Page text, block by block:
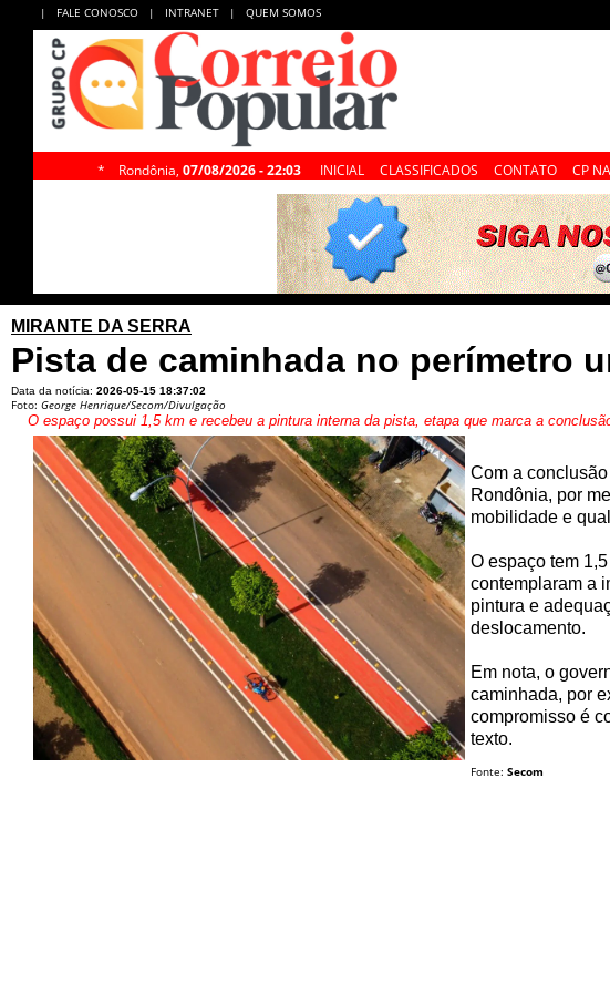
| FALE CONOSCO | INTRANET | QUEM SOMOS
* Rondônia, 07/08/2026 - 22:03 INICIAL CLASSIFICADOS CONTATO CP
MIRANTE DA SERRA
Pista de caminhada no perímetro
Data da notícia: 2026-05-15 18:37:02
Foto: George Henrique/Secom/Divulgação
O espaço possui 1,5 km e recebeu a pintura interna da pista, etapa que marca a
Com a
Rondônia, por
mobilidade e
O espaço tem
contemplaram a
pintura e
deslocamento.
Em nota, o
caminhada, por
compromisso é
texto.
Fonte: Secom